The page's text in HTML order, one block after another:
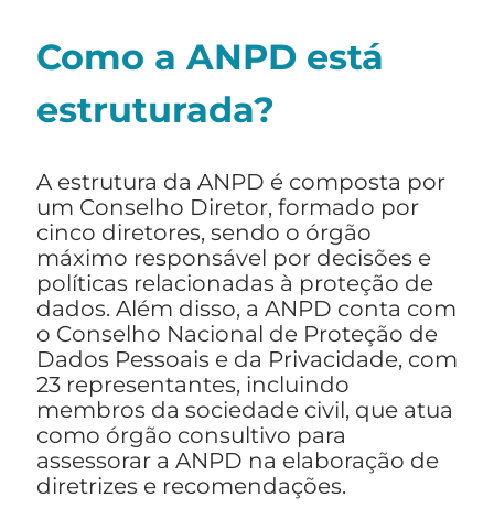
Como a ANPD está
estruturada?
A estrutura da ANPD é composta por
um Conselho Diretor, formado por
cinco diretores, sendo o órgão
máximo responsável por decisões e
políticas relacionadas à proteção de
dados. Além disso, a ANPD conta com
o Conselho Nacional de Proteção de
Dados Pessoais e da Privacidade, com
23 representantes, incluindo
membros da sociedade civil, que atua
como órgão consultivo para
assessorar a ANPD na elaboração de
diretrizes e recomendações.